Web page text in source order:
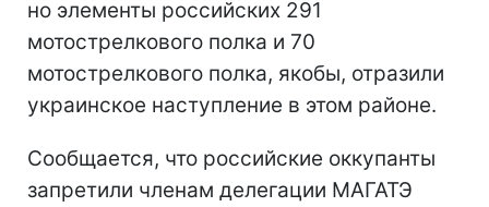
но элементы российских 291
мотострелкового полка и 70
мотострелкового полка, якобы, отразили
украинское наступление в этом районе.
Сообщается, что российские оккупанты
запретили членам делегации МАГАТЭ